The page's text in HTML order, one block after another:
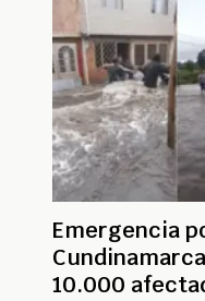
Emergencia
10.000